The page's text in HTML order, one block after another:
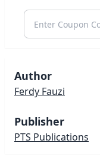
Author
Ferdy Fauzi
Publisher
PTS Publications